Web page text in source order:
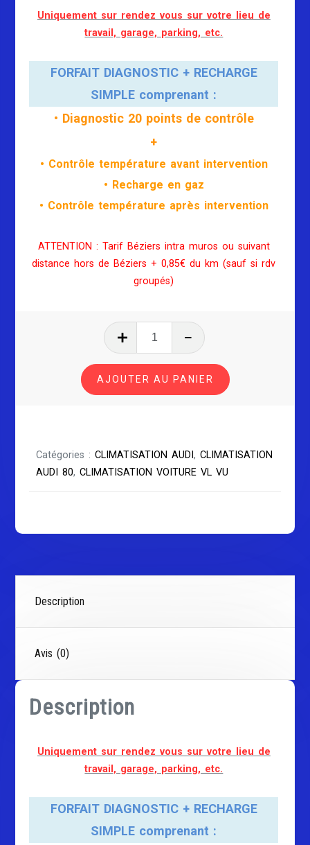
Uniquement sur rendez vous sur votre lieu de
travail, garage, parking, etc.
FORFAIT DIAGNOSTIC + RECHARGE
SIMPLE comprenant :
• Diagnostic 20 points de contrôle
+
• Contrôle température avant intervention
• Recharge en gaz
• Contrôle température après intervention
ATTENTION : Tarif Béziers intra muros ou suivant
distance hors de Béziers + 0,85€ du km (sauf si rdv
groupés)
quantité
CLIMATISATION
AUDI
80
AJOUTER AU PANIER
Catégories :CLIMATISATION AUDI,CLIMATISATION
AUDI 80,CLIMATISATION VOITURE VL VU
Description
Avis (0)
Description
Uniquement sur rendez vous sur votre lieu de
travail, garage, parking, etc.
FORFAIT DIAGNOSTIC + RECHARGE
SIMPLE comprenant :